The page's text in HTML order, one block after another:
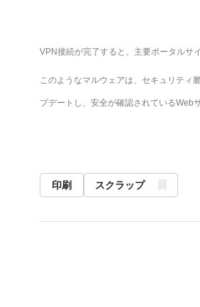
VPN接続が完了すると、主要ポータルサ
このようなマルウェアは、セキュリティ
プデートし、安全が確認されているWeb
印刷 スクラップ